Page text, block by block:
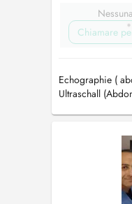
Chiamare
Echographie (
Ultraschall